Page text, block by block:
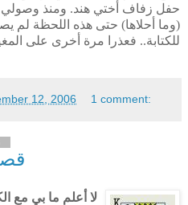
حفل زفاف أختي هند. ومنذ وصولي
(وما أحلاها) حتى هذه اللحظة
للكتابة.. فعذرا مرة أخرى على
12, 2006 1 comment:
لا أعلم ما بي مع